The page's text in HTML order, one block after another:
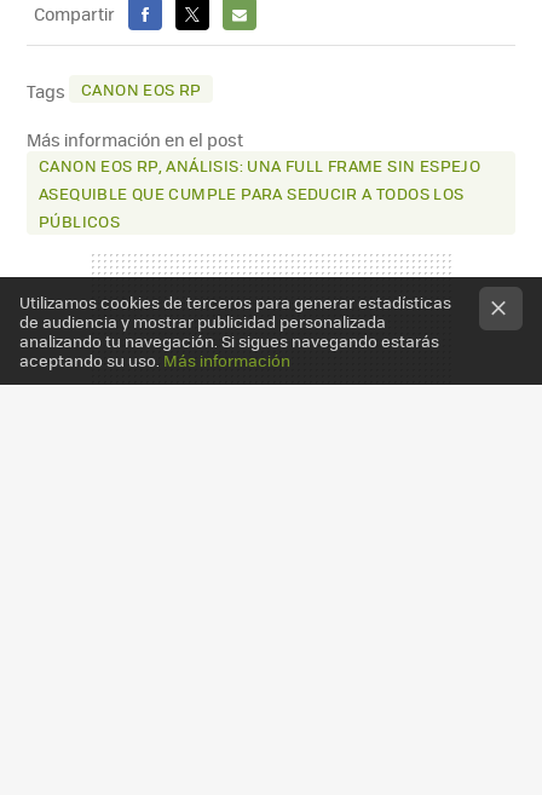
Compartir
FACEBOOK
X
E-
Tags CANON EOS RP
Más información en el post
CANON EOS RP, ANÁLISIS: UNA FULL FRAME SIN ESPEJO
ASEQUIBLE QUE CUMPLE PARA SEDUCIR A TODOS LOS
PÚBLICOS
Utilizamos cookies de terceros para generar estadísticas
de audiencia y mostrar publicidad personalizada
analizando tu navegación. Si sigues navegando estarás
aceptando su uso. Más información